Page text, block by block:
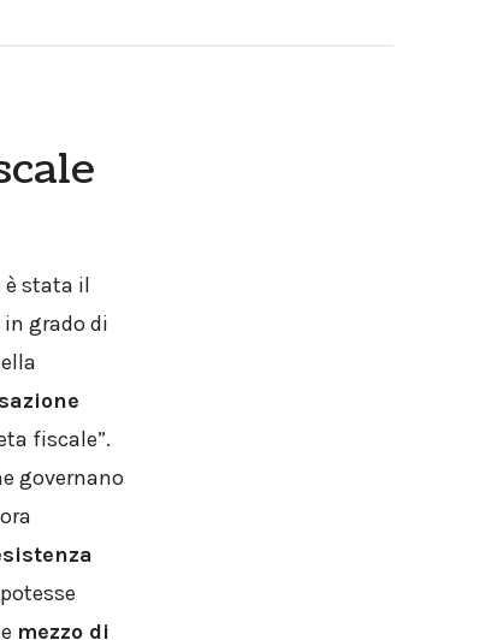
è stata il
in grado di
fiscale”.
governano
mezzo di